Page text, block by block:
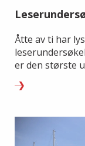
Åtte av ti har
er den største